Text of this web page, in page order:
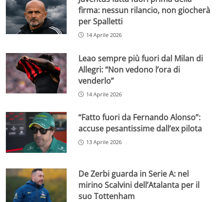
firma: nessun rilancio, non giocherà
per Spalletti
14 Aprile 2026
Leao sempre più fuori dal Milan di
Allegri: “Non vedono l’ora di
venderlo”
14 Aprile 2026
“Fatto fuori da Fernando Alonso”:
accuse pesantissime dall’ex pilota
13 Aprile 2026
De Zerbi guarda in Serie A: nel
mirino Scalvini dell’Atalanta per il
suo Tottenham